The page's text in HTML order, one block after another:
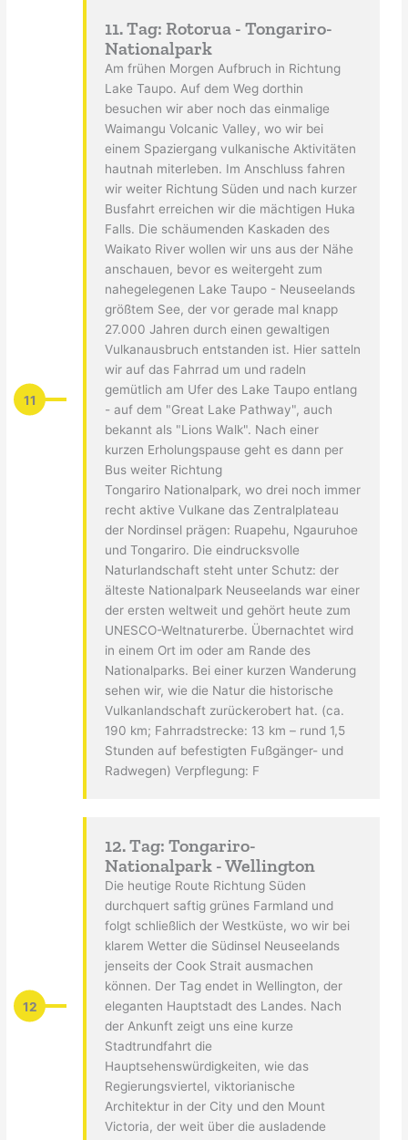
11
11. Tag: Rotorua - Tongariro-
Nationalpark
Am frühen Morgen Aufbruch in Richtung
Lake Taupo. Auf dem Weg dorthin
besuchen wir aber noch das einmalige
Waimangu Volcanic Valley, wo wir bei
einem Spaziergang vulkanische Aktivitäten
hautnah miterleben. Im Anschluss fahren
wir weiter Richtung Süden und nach kurzer
Busfahrt erreichen wir die mächtigen Huka
Falls. Die schäumenden Kaskaden des
Waikato River wollen wir uns aus der Nähe
anschauen, bevor es weitergeht zum
nahegelegenen Lake Taupo - Neuseelands
größtem See, der vor gerade mal knapp
27.000 Jahren durch einen gewaltigen
Vulkanausbruch entstanden ist. Hier satteln
wir auf das Fahrrad um und radeln
gemütlich am Ufer des Lake Taupo entlang
- auf dem "Great Lake Pathway", auch
bekannt als "Lions Walk". Nach einer
kurzen Erholungspause geht es dann per
Bus weiter Richtung
Tongariro Nationalpark, wo drei noch immer
recht aktive Vulkane das Zentralplateau
der Nordinsel prägen: Ruapehu, Ngauruhoe
und Tongariro. Die eindrucksvolle
Naturlandschaft steht unter Schutz: der
älteste Nationalpark Neuseelands war einer
der ersten weltweit und gehört heute zum
UNESCO-Weltnaturerbe. Übernachtet wird
in einem Ort im oder am Rande des
Nationalparks. Bei einer kurzen Wanderung
sehen wir, wie die Natur die historische
Vulkanlandschaft zurückerobert hat. (ca.
190 km; Fahrradstrecke: 13 km – rund 1,5
Stunden auf befestigten Fußgänger- und
Radwegen) Verpflegung: F
12
12. Tag: Tongariro-
Nationalpark - Wellington
Die heutige Route Richtung Süden
durchquert saftig grünes Farmland und
folgt schließlich der Westküste, wo wir bei
klarem Wetter die Südinsel Neuseelands
jenseits der Cook Strait ausmachen
können. Der Tag endet in Wellington, der
eleganten Hauptstadt des Landes. Nach
der Ankunft zeigt uns eine kurze
Stadtrundfahrt die
Hauptsehenswürdigkeiten, wie das
Regierungsviertel, viktorianische
Architektur in der City und den Mount
Victoria, der weit über die ausladende